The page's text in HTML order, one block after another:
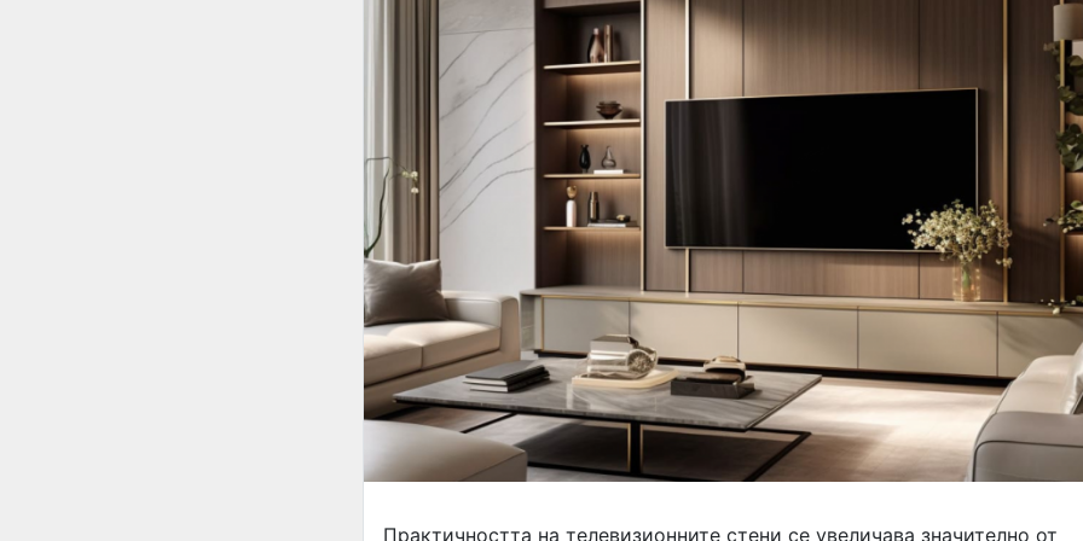
Практичността на телевизионните стени се увеличава значително от